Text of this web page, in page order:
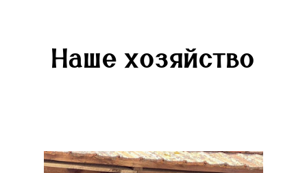
Наше хозяйство